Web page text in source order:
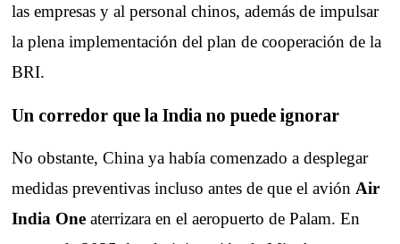
las empresas y al personal chinos, además de impulsar
la plena implementación del plan de cooperación de la
BRI.
Un corredor que la India no puede ignorar
No obstante, China ya había comenzado a desplegar
medidas preventivas incluso antes de que el avión Air
India One aterrizara en el aeropuerto de Palam. En